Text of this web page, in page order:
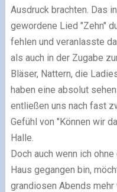
Ausdruck brachten. Das
gewordene Lied "Zehn"
fehlen und veranlasste
als auch in der Zugabe
Bläser, Nattern, die
haben eine absolut
entließen uns nach fast
Gefühl von "Können wir
Halle.
Doch auch wenn ich
Haus gegangen bin,
grandiosen Abends mehr